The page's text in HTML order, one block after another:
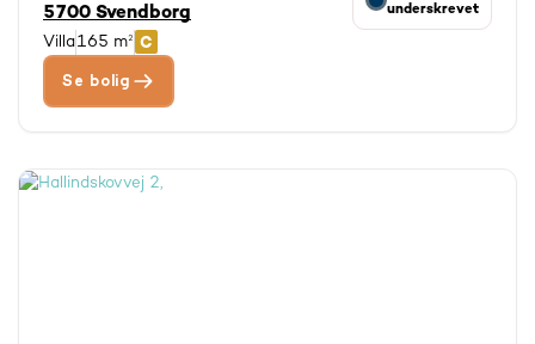
5700 Svendborg
underskrevet
Villa165 m²
Se bolig